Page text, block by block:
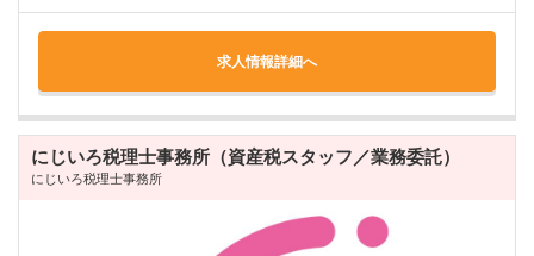
求人情報詳細へ
にじいろ税理士事務所（資産税スタッフ／業務委託）
にじいろ税理士事務所